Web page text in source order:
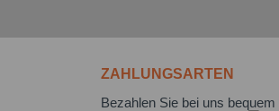
ZAHLUNGSARTEN
Bezahlen Sie bei uns